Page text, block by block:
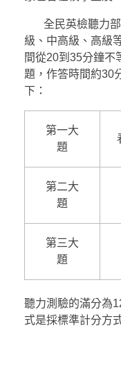
全民英檢聽力部
級、中高級、高級
間從20到35分鐘不
題，作答時間約30
下：
第一大
題
第二大
題
第三大
題
聽力測驗的滿分為
式是採標準計分方